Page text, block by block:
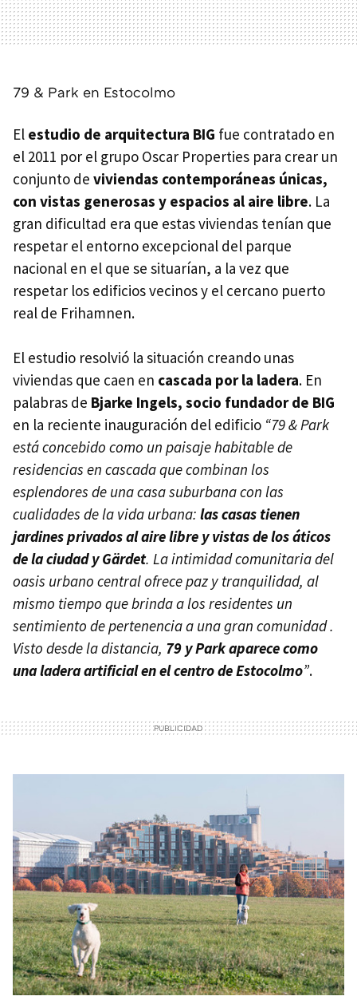
79 & Park en Estocolmo
El estudio de arquitectura BIG fue contratado en
el 2011 por el grupo Oscar Properties para crear un
conjunto de viviendas contemporáneas únicas,
con vistas generosas y espacios al aire libre. La
gran dificultad era que estas viviendas tenían que
respetar el entorno excepcional del parque
nacional en el que se situarían, a la vez que
respetar los edificios vecinos y el cercano puerto
real de Frihamnen.
El estudio resolvió la situación creando unas
viviendas que caen en cascada por la ladera. En
palabras de Bjarke Ingels, socio fundador de BIG
en la reciente inauguración del edificio “79 & Park
está concebido como un paisaje habitable de
residencias en cascada que combinan los
esplendores de una casa suburbana con las
cualidades de la vida urbana: las casas tienen
jardines privados al aire libre y vistas de los áticos
de la ciudad y Gärdet. La intimidad comunitaria del
oasis urbano central ofrece paz y tranquilidad, al
mismo tiempo que brinda a los residentes un
sentimiento de pertenencia a una gran comunidad .
Visto desde la distancia, 79 y Park aparece como
una ladera artificial en el centro de Estocolmo”.